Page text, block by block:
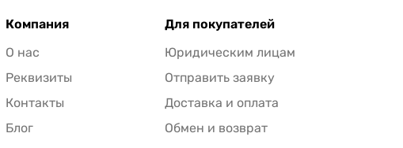
Компания
О нас
Реквизиты
Контакты
Блог
Для покупателей
Юридическим лицам
Отправить заявку
Доставка и оплата
Обмен и возврат